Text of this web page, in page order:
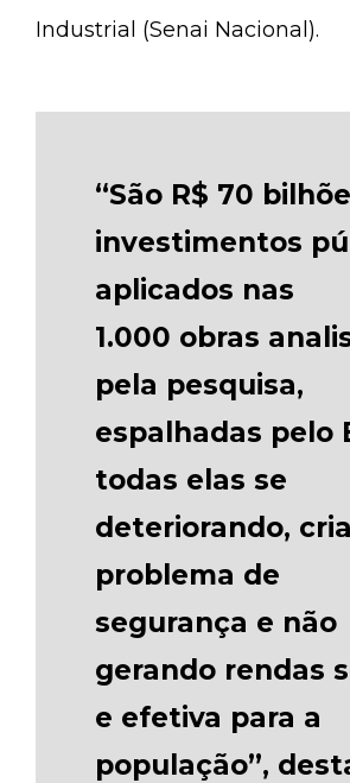
Industrial (Senai Nacional).
“São R$ 70
investimentos
aplicados nas
1.000 obras
pela pesquisa,
espalhadas pelo
todas elas se
deteriorando,
problema de
segurança e não
gerando rendas
e efetiva para a
população”,